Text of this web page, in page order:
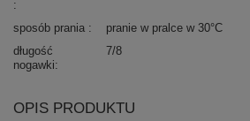
sposób prania
pranie w pralce w 30°C
długość
nogawki
7/8
OPIS PRODUKTU